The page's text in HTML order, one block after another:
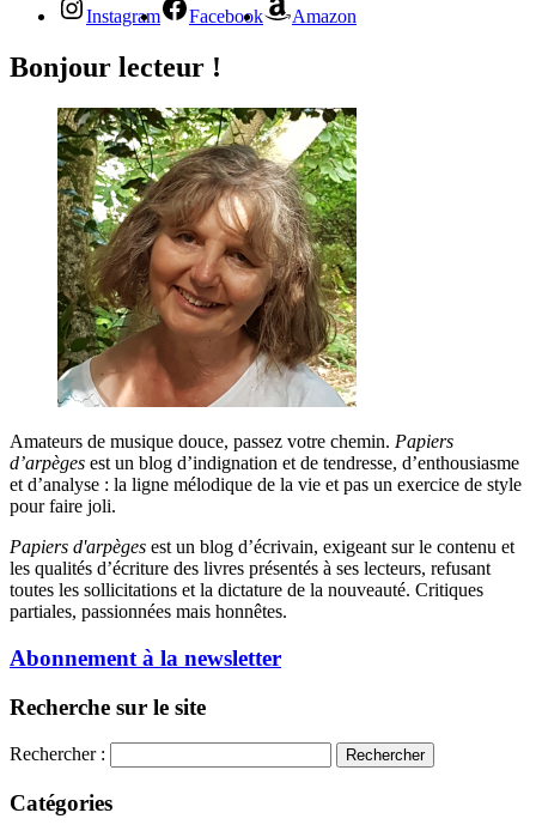
Instagram Facebook Amazon
Bonjour lecteur !
Amateurs de musique douce, passez votre chemin. Papiers
d’arpèges est un blog d’indignation et de tendresse, d’enthousiasme
et d’analyse : la ligne mélodique de la vie et pas un exercice de style
pour faire joli.
Papiers d'arpèges est un blog d’écrivain, exigeant sur le contenu et
les qualités d’écriture des livres présentés à ses lecteurs, refusant
toutes les sollicitations et la dictature de la nouveauté. Critiques
partiales, passionnées mais honnêtes.
Abonnement à la newsletter
Recherche sur le site
Rechercher :
Catégories